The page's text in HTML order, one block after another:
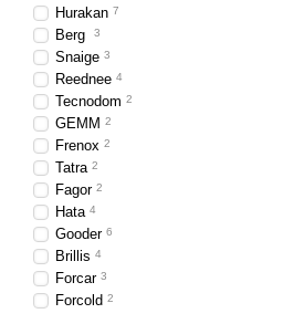
Hurakan 7
Berg 3
Snaige 3
Reednee 4
Tecnodom 2
GEMM 2
Frenox 2
Tatra 2
Fagor 2
Hata 4
Gooder 6
Brillis 4
Forcar 3
Forcold 2